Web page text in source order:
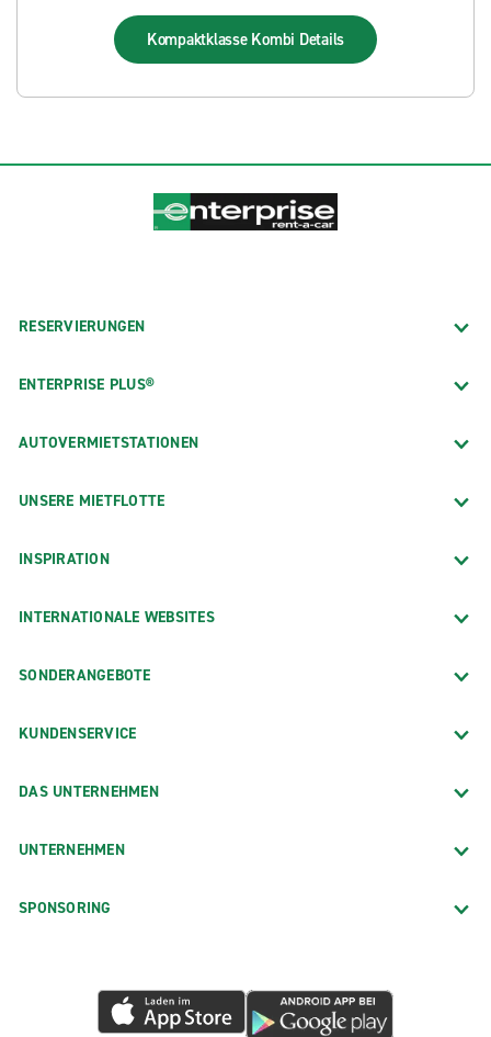
Kompaktklasse Kombi Details
RESERVIERUNGEN
ENTERPRISE PLUS®
AUTOVERMIETSTATIONEN
UNSERE MIETFLOTTE
INSPIRATION
INTERNATIONALE WEBSITES
SONDERANGEBOTE
KUNDENSERVICE
DAS UNTERNEHMEN
UNTERNEHMEN
SPONSORING